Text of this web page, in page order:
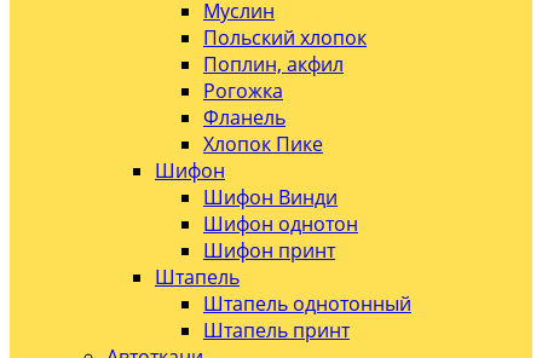
Муслин
Польский хлопок
Поплин, акфил
Рогожка
Фланель
Хлопок Пике
Шифон
Шифон Винди
Шифон однотон
Шифон принт
Штапель
Штапель однотонный
Штапель принт